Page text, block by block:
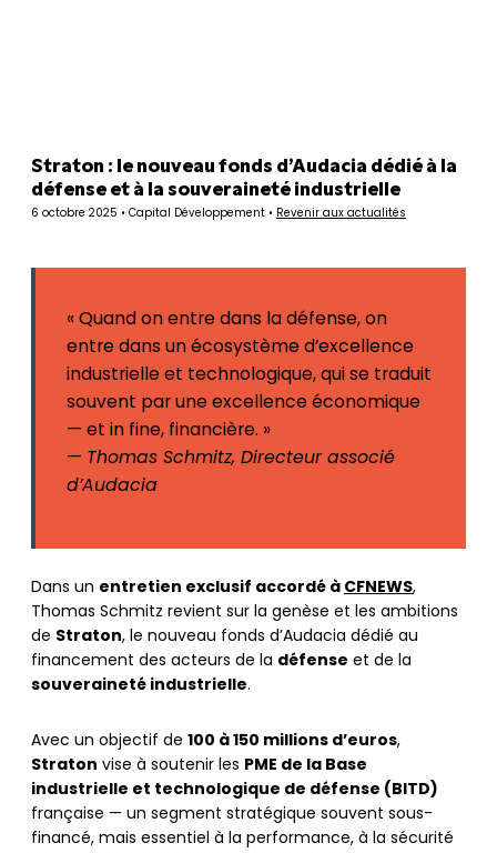
Straton : le nouveau fonds d’Audacia dédié à la
défense et à la souveraineté industrielle
6 octobre 2025 • Capital Développement • Revenir aux actualités
« Quand on entre dans la défense, on
entre dans un écosystème d’excellence
industrielle et technologique, qui se traduit
souvent par une excellence économique
— et in fine, financière. »
— Thomas Schmitz, Directeur associé
d’Audacia
Dans un entretien exclusif accordé à CFNEWS,
Thomas Schmitz revient sur la genèse et les ambitions
de Straton, le nouveau fonds d’Audacia dédié au
financement des acteurs de la défense et de la
souveraineté industrielle.
Avec un objectif de 100 à 150 millions d’euros,
Straton vise à soutenir les PME de la Base
industrielle et technologique de défense (BITD)
française — un segment stratégique souvent sous-
financé, mais essentiel à la performance, à la sécurité